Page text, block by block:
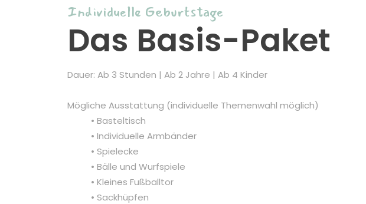
Individuelle Geburtstage
Das Basis-Paket
Dauer: Ab 3 Stunden | Ab 2 Jahre | Ab 4 Kinder
Mögliche Ausstattung (individuelle Themenwahl möglich)
• Basteltisch
• Individuelle Armbänder
• Spielecke
• Bälle und Wurfspiele
• Kleines Fußballtor
• Sackhüpfen